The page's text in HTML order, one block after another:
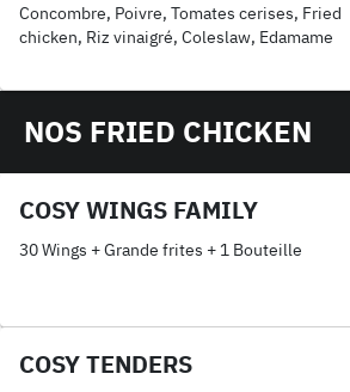
Concombre, Poivre, Tomates cerises, Fried
chicken, Riz vinaigré, Coleslaw, Edamame
NOS FRIED CHICKEN
COSY WINGS FAMILY
30 Wings + Grande frites + 1 Bouteille
COSY TENDERS